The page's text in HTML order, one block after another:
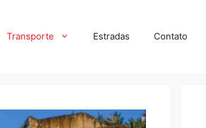
Transporte Estradas Contato